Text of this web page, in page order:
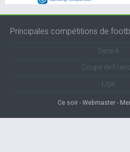
Principales compétitions de
Serie A
Coupe de
Liga
Ce soir Webmaster